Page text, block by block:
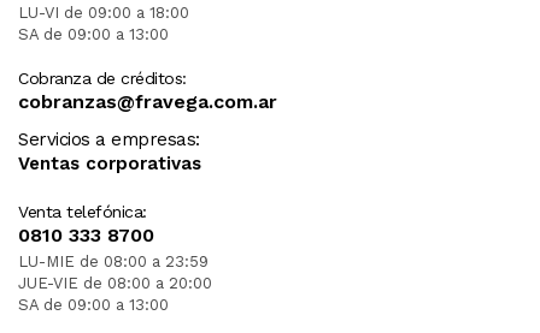
LU-VI de 09:00 a 18:00
SA de 09:00 a 13:00
Cobranza de créditos:
cobranzas@fravega.com.ar
Servicios a empresas:
Ventas corporativas
Venta telefónica:
0810 333 8700
LU-MIE de 08:00 a 23:59
JUE-VIE de 08:00 a 20:00
SA de 09:00 a 13:00